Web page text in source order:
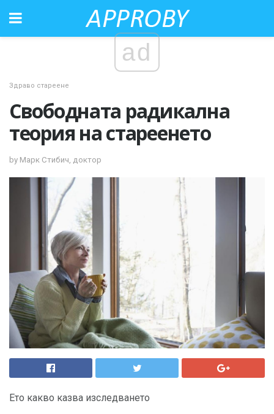
ad
Здраво стареене
Свободната радикална
теория на стареенето
by Марк Стибич, доктор
Ето какво казва изследването